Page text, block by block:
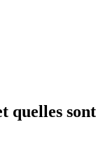
quelles sont